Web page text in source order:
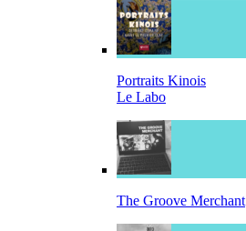
Portraits Kinois
Le Labo
The Groove Merchant